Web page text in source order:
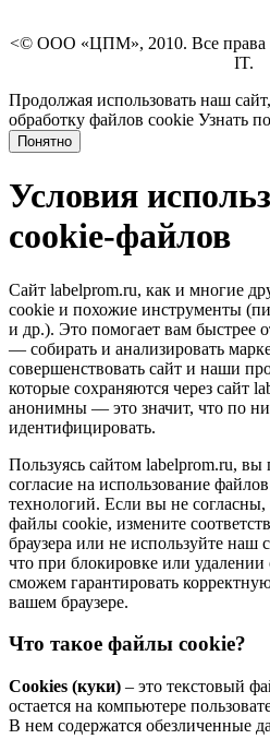
<© ООО «ЦПМ», 2010. Все права
IT.
Продолжая использовать наш
обработку файлов cookie Узнать
Понятно
Условия
cookie-файлов
Сайт labelprom.ru, как и многие
cookie и похожие инструменты
и др.). Это помогает вам быстрее
— собирать и анализировать
совершенствовать сайт и наши
которые сохраняются через сайт
анонимны — это значит, что по
идентифицировать.
Пользуясь сайтом labelprom.ru, вы
согласие на использование
технологий. Если вы не
файлы cookie, измените
браузера или не используйте наш
что при блокировке или
сможем гарантировать
вашем браузере.
Что такое файлы cookie?
Cookies (куки) – это текстовый
остается на компьютере
В нем содержатся обезличенные